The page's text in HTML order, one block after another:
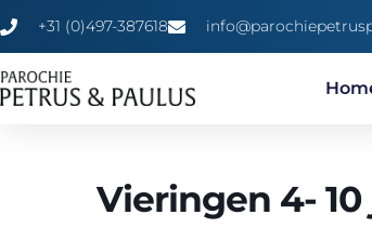
+31 (0)497-387618
Vieringen 4-